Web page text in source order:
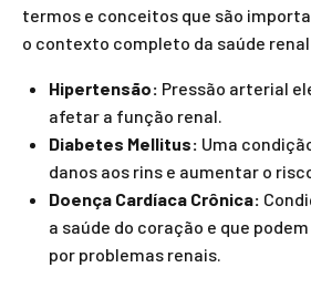
termos e conceitos que são
o contexto completo da saúde
Hipertensão: Pressão arterial
afetar a função renal.
Diabetes Mellitus: Uma
danos aos rins e aumentar o
Doença Cardíaca Crônica:
a saúde do coração e que
por problemas renais.